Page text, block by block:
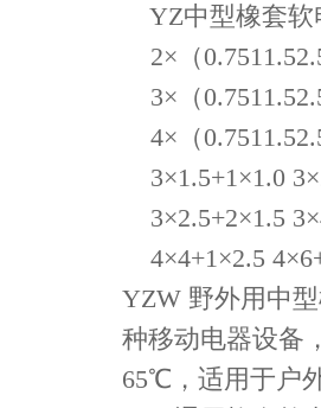
YZ中型橡套软
2×（
3×（
4×（
3×1.5+1×1.0
3×2.5+2×1.5
4×4+1×2.5
YZW 野外用中
种移动电器设备
65℃，适用于户